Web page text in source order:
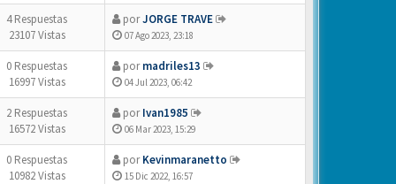
4 Respuestas
23107 Vistas
porJORGE TRAVE
07 Ago 2023, 23:18
0 Respuestas
16997 Vistas
pormadriles13
04 Jul 2023, 06:42
2 Respuestas
16572 Vistas
porIvan1985
06 Mar 2023, 15:29
0 Respuestas
10982 Vistas
porKevinmaranetto
15 Dic 2022, 16:57